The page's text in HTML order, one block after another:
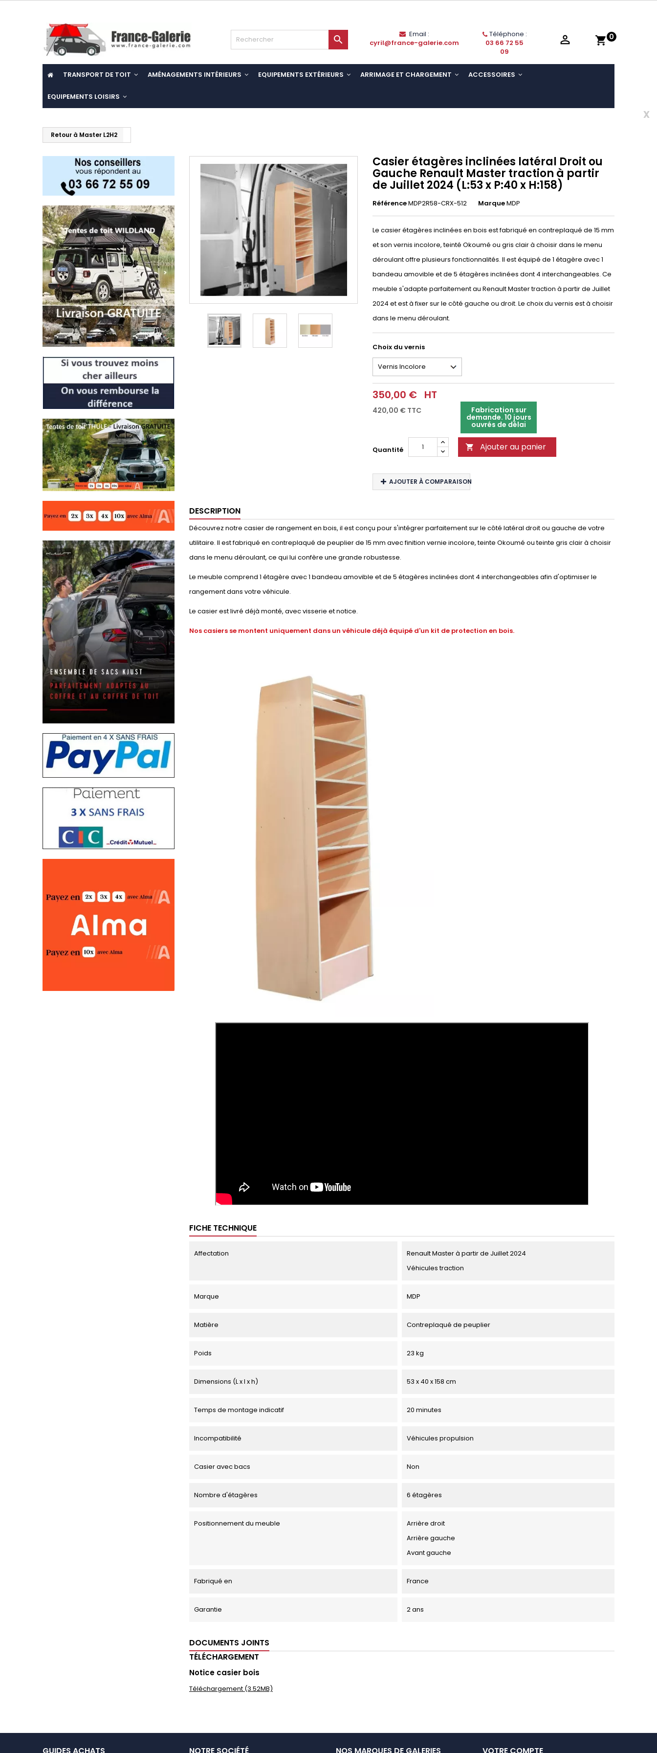
shopping_cart 0

Email :
cyril@france-galerie.com
Téléphone :
03 66 72 55
09

TRANSPORT DE TOIT AMÉNAGEMENTS INTÉRIEURS EQUIPEMENTS EXTÉRIEURS ARRIMAGE ET CHARGEMENT ACCESSOIRES
EQUIPEMENTS LOISIRS
x
Retour à Master L2H2
Casier étagères inclinées latéral Droit ou
Gauche Renault Master traction à partir
de Juillet 2024 (L:53 x P:40 x H:158)
RéférenceMDP2R58-CRX-512 MarqueMDP
Le casier étagères inclinées en bois est fabriqué en contreplaqué de 15 mm
et son vernis incolore, teinté Okoumé ou gris clair à choisir dans le menu
déroulant offre plusieurs fonctionnalités. Il est équipé de 1 étagère avec 1
bandeau amovible et de 5 étagères inclinées dont 4 interchangeables. Ce
meuble s'adapte parfaitement au Renault Master traction à partir de Juillet
2024 et est à fixer sur le côté gauche ou droit. Le choix du vernis est à choisir
dans le menu déroulant.
Choix du vernis
350,00 € HT
420,00 € TTC Fabrication sur
demande. 10 jours
ouvrés de délai
Quantité  Ajouter au panier
AJOUTER À COMPARAISON
DESCRIPTION
Découvrez notre casier de rangement en bois, il est conçu pour s'intégrer parfaitement sur le côté latéral droit ou gauche de votre
utilitaire. Il est fabriqué en contreplaqué de peuplier de 15 mm avec finition vernie incolore, teinte Okoumé ou teinte gris clair à choisir
dans le menu déroulant, ce qui lui confère une grande robustesse.
Le meuble comprend 1 étagère avec 1 bandeau amovible et de 5 étagères inclinées dont 4 interchangeables afin d'optimiser le
rangement dans votre véhicule.
Le casier est livré déjà monté, avec visserie et notice.
Nos casiers se montent uniquement dans un véhicule déjà équipé d'un kit de protection en bois.
FICHE TECHNIQUE
Affectation
Renault Master à partir de Juillet 2024
Véhicules traction
Marque MDP
Matière Contreplaqué de peuplier
Poids 23 kg
Dimensions (L x l x h) 53 x 40 x 158 cm
Temps de montage indicatif 20 minutes
Incompatibilité Véhicules propulsion
Casier avec bacs Non
Nombre d'étagères 6 étagères
Positionnement du meuble
Arrière droit
Arrière gauche
Avant gauche
Fabriqué en France
Garantie 2 ans
DOCUMENTS JOINTS
TÉLÉCHARGEMENT
Notice casier bois
Téléchargement (3.52MB)